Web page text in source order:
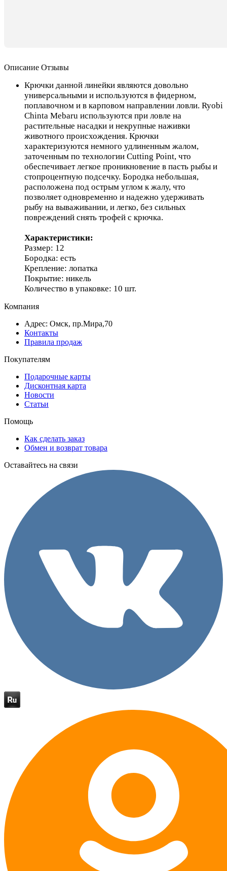
Описание Отзывы
Крючки данной линейки являются довольно
универсальными и используются в фидерном,
поплавочном и в карповом направлении ловли. Ryobi
Chinta Mebaru используются при ловле на
растительные насадки и некрупные наживки
животного происхождения. Крючки
характеризуются немного удлиненным жалом,
заточенным по технологии Cutting Point, что
обеспечивает легкое проникновение в пасть рыбы и
стопроцентную подсечку. Бородка небольшая,
расположена под острым углом к жалу, что
позволяет одновременно и надежно удерживать
рыбу на вываживании, и легко, без сильных
повреждений снять трофей с крючка.
Характеристики:
Размер: 12
Бородка: есть
Крепление: лопатка
Покрытие: никель
Количество в упаковке: 10 шт.
Компания
Адрес: Омск, пр.Мира,70
Контакты
Правила продаж
Покупателям
Подарочные карты
Дисконтная карта
Новости
Статьи
Помощь
Как сделать заказ
Обмен и возврат товара
Оставайтесь на связи